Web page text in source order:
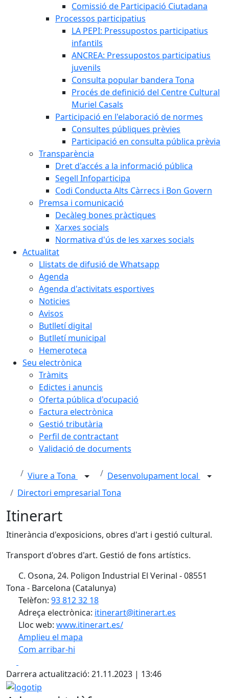
Comissió de Participació Ciutadana
Processos participatius
LA PEPI: Pressupostos participatius
infantils
ANCREA: Pressupostos participatius
juvenils
Consulta popular bandera Tona
Procés de definició del Centre Cultural
Muriel Casals
Participació en l'elaboració de normes
Consultes públiques prèvies
Participació en consulta pública prèvia
Transparència
Dret d'accés a la informació pública
Segell Infoparticipa
Codi Conducta Alts Càrrecs i Bon Govern
Premsa i comunicació
Decàleg bones pràctiques
Xarxes socials
Normativa d'ús de les xarxes socials
Actualitat
Llistats de difusió de Whatsapp
Agenda
Agenda d'activitats esportives
Noticies
Avisos
Butlletí digital
Butlletí municipal
Hemeroteca
Seu electrònica
Tràmits
Edictes i anuncis
Oferta pública d'ocupació
Factura electrònica
Gestió tributària
Perfil de contractant
Validació de documents
Viure a Tona
Desenvolupament local
Directori empresarial Tona
Itinerart
Itinerància d'exposicions, obres d'art i gestió cultural.
Transport d'obres d'art. Gestió de fons artístics.
C. Osona, 24. Poligon Industrial El Verinal - 08551
Tona - Barcelona (Catalunya)
Telèfon: 93 812 32 18
Adreça electrònica: itinerart@itinerart.es
Lloc web: www.itinerart.es/
Amplieu el mapa
Com arribar-hi
+
−
Darrera actualització: 21.11.2023 | 13:46
logotip